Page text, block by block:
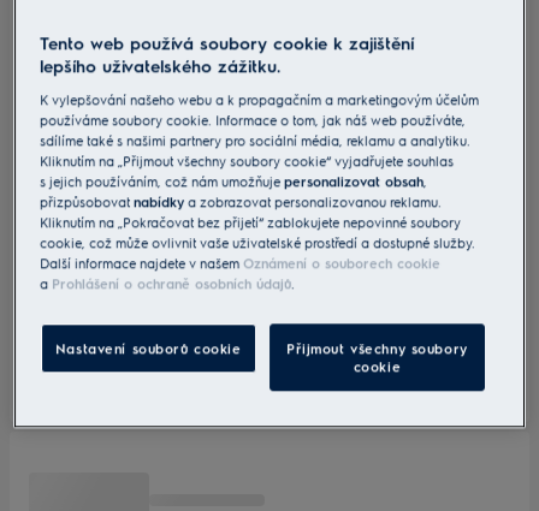
Tento web používá soubory cookie k zajištění
lepšího uživatelského zážitku.
K vylepšování našeho webu a k propagačním a marketingovým účelům
používáme soubory cookie. Informace o tom, jak náš web používáte,
sdílíme také s našimi partnery pro sociální média, reklamu a analytiku.
Kliknutím na „Přijmout všechny soubory cookie“ vyjadřujete souhlas
s jejich používáním, což nám umožňujepersonalizovat obsah,
přizpůsobovatnabídky a zobrazovat personalizovanou reklamu.
Kliknutím na „Pokračovat bez přijetí“ zablokujete nepovinné soubory
cookie, což může ovlivnit vaše uživatelské prostředí a dostupné služby.
Další informace najdete v našemOznámení o souborech cookie
a Prohlášení o ochraně osobních údajů.
Nastavení souborů cookie
Přijmout všechny soubory
cookie